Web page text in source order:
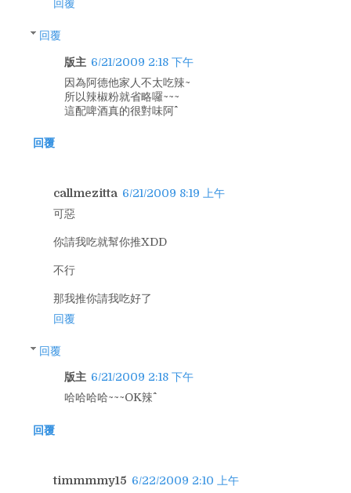
回覆
回覆
版主 6/21/2009 2:18 下午
因為阿德他家人不太吃辣~
所以辣椒粉就省略囉~~~
這配啤酒真的很對味阿^^
回覆
callmezitta 6/21/2009 8:19 上午
可惡
你請我吃就幫你推XDD
不行
那我推你請我吃好了
回覆
回覆
版主 6/21/2009 2:18 下午
哈哈哈哈~~~OK辣^^
回覆
timmmmy15 6/22/2009 2:10 上午